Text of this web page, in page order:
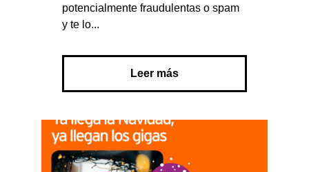
potencialmente fraudulentas o spam
y te lo...
Leer más